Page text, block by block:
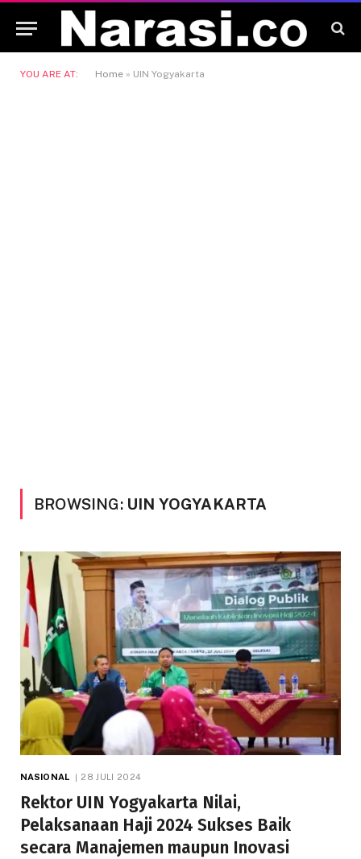
YOU ARE AT: Home » UIN Yogyakarta
BROWSING: UIN YOGYAKARTA
NASIONAL 28 JULI 2024
Rektor UIN Yogyakarta Nilai,
Pelaksanaan Haji 2024 Sukses Baik
secara Manajemen maupun Inovasi